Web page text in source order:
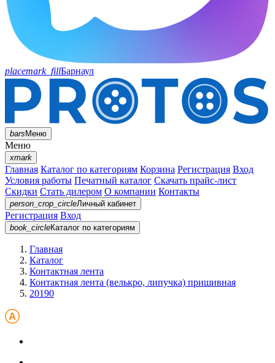
placemark_fillБарнаул
barsМеню
Меню
xmark
Главная Каталог по категориям Корзина Регистрация Вход
Условия работы Печатный каталог Скачать прайс-лист
Скидки Стать дилером О компании Контакты
person_crop_circleЛичный кабинет
Регистрация Вход
book_circleКаталог по категориям
Главная
Каталог
Контактная лента
Контактная лента (велькро, липучка) пришивная
20190